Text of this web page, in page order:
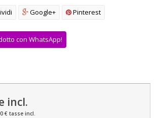
Google+ Pinterest
con WhatsApp!
incl.
€ tasse incl.